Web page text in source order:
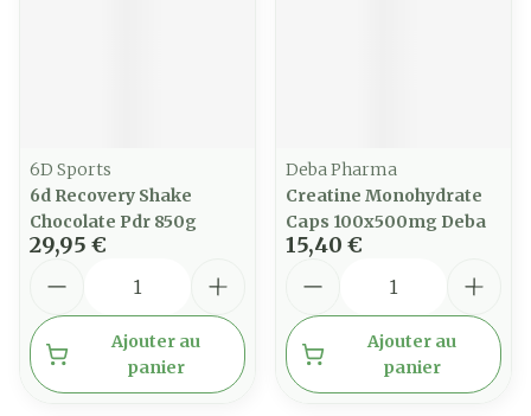
6D Sports
6d Recovery Shake
Chocolate Pdr 850g
29,95 €
Ajouter au
panier
Deba Pharma
Creatine Monohydrate
Caps 100x500mg Deba
15,40 €
Ajouter au
panier